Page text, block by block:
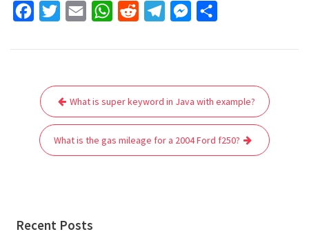
c
o
i
t
e
r
a
W
a
A
p
p
d
t
l
r
a
m
s
n
g
e
a
Post
navigation
What is super keyword in Java with example?
What is the gas mileage for a 2004 Ford f250?
Recent Posts